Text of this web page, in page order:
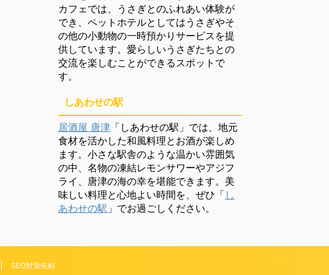
カフェでは、うさぎとのふれあい体験が
でき、ペットホテルとしてはうさぎやそ
の他の小動物の一時預かりサービスを提
供しています。愛らしいうさぎたちとの
交流を楽しむことができるスポットで
す。
しあわせの駅
居酒屋 唐津 「しあわせの駅」では、地元
食材を活かした和風料理とお酒が楽しめ
ます。小さな駅舎のような温かい雰囲気
の中、名物の凍結レモンサワーやアジフ
ライ、唐津の海の幸を堪能できます。美
味しい料理と心地よい時間を、ぜひ「 し
あわせの駅 」でお過ごしください。
SEO対策依頼